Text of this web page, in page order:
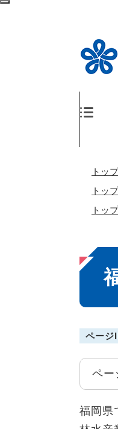
ペ
トッ
トッ
トッ
本
文
ページ
ペー
福岡県